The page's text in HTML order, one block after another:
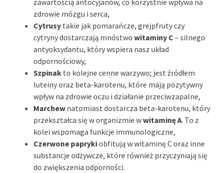
zdrowie mózgu i serca,
Cytrusy takie jak pomarańcze, grejpfruty czy
cytryny dostarczają mnóstwo witaminy C – silnego
antyoksydantu, który wspiera nasz układ
odpornościowy,
Szpinak to kolejne cenne warzywo; jest źródłem
luteiny oraz beta-karotenu, które mają pozytywny
wpływ na zdrowie oczu i działanie przeciwzapalne,
Marchew natomiast dostarcza beta-karotenu, który
przekształca się w organizmie wwitaminę A. To z
kolei wspomaga funkcje immunologiczne,
Czerwone paprykiobfitują w witaminę C oraz inne
substancje odżywcze, które również przyczyniają się
do zwiększenia odporności.